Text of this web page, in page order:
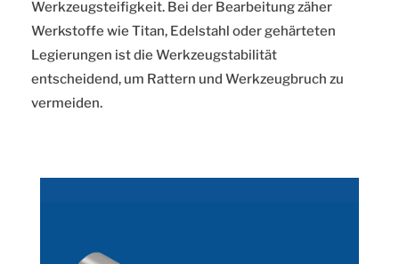
Werkzeugsteifigkeit. Bei der Bearbeitung zäher
Werkstoffe wie Titan, Edelstahl oder gehärteten
Legierungen ist die Werkzeugstabilität
entscheidend, um Rattern und Werkzeugbruch zu
vermeiden.